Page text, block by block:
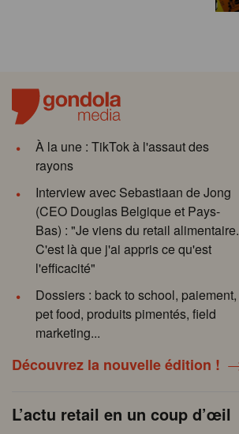
À la une : TikTok à l'assaut des
rayons
Interview avec Sebastiaan de Jong
(CEO Douglas Belgique et Pays-
Bas) : "Je viens du retail alimentaire.
C'est là que j'ai appris ce qu'est
l'efficacité"
Dossiers : back to school, paiement,
pet food, produits pimentés, field
marketing...
Découvrez la nouvelle édition !
L’actu retail en un coup d’œil